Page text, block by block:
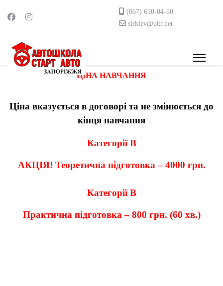
(067) 610-04-50
sirkiev@ukr.net
ЦІНА НАВЧАННЯ
Ціна вказується в договорі та не змінюється до
кінця навчання
Категорії В
АКЦІЯ! Теоретична підготовка – 4000 грн.
Категорії В
Практична підготовка – 800 грн. (60 хв.)